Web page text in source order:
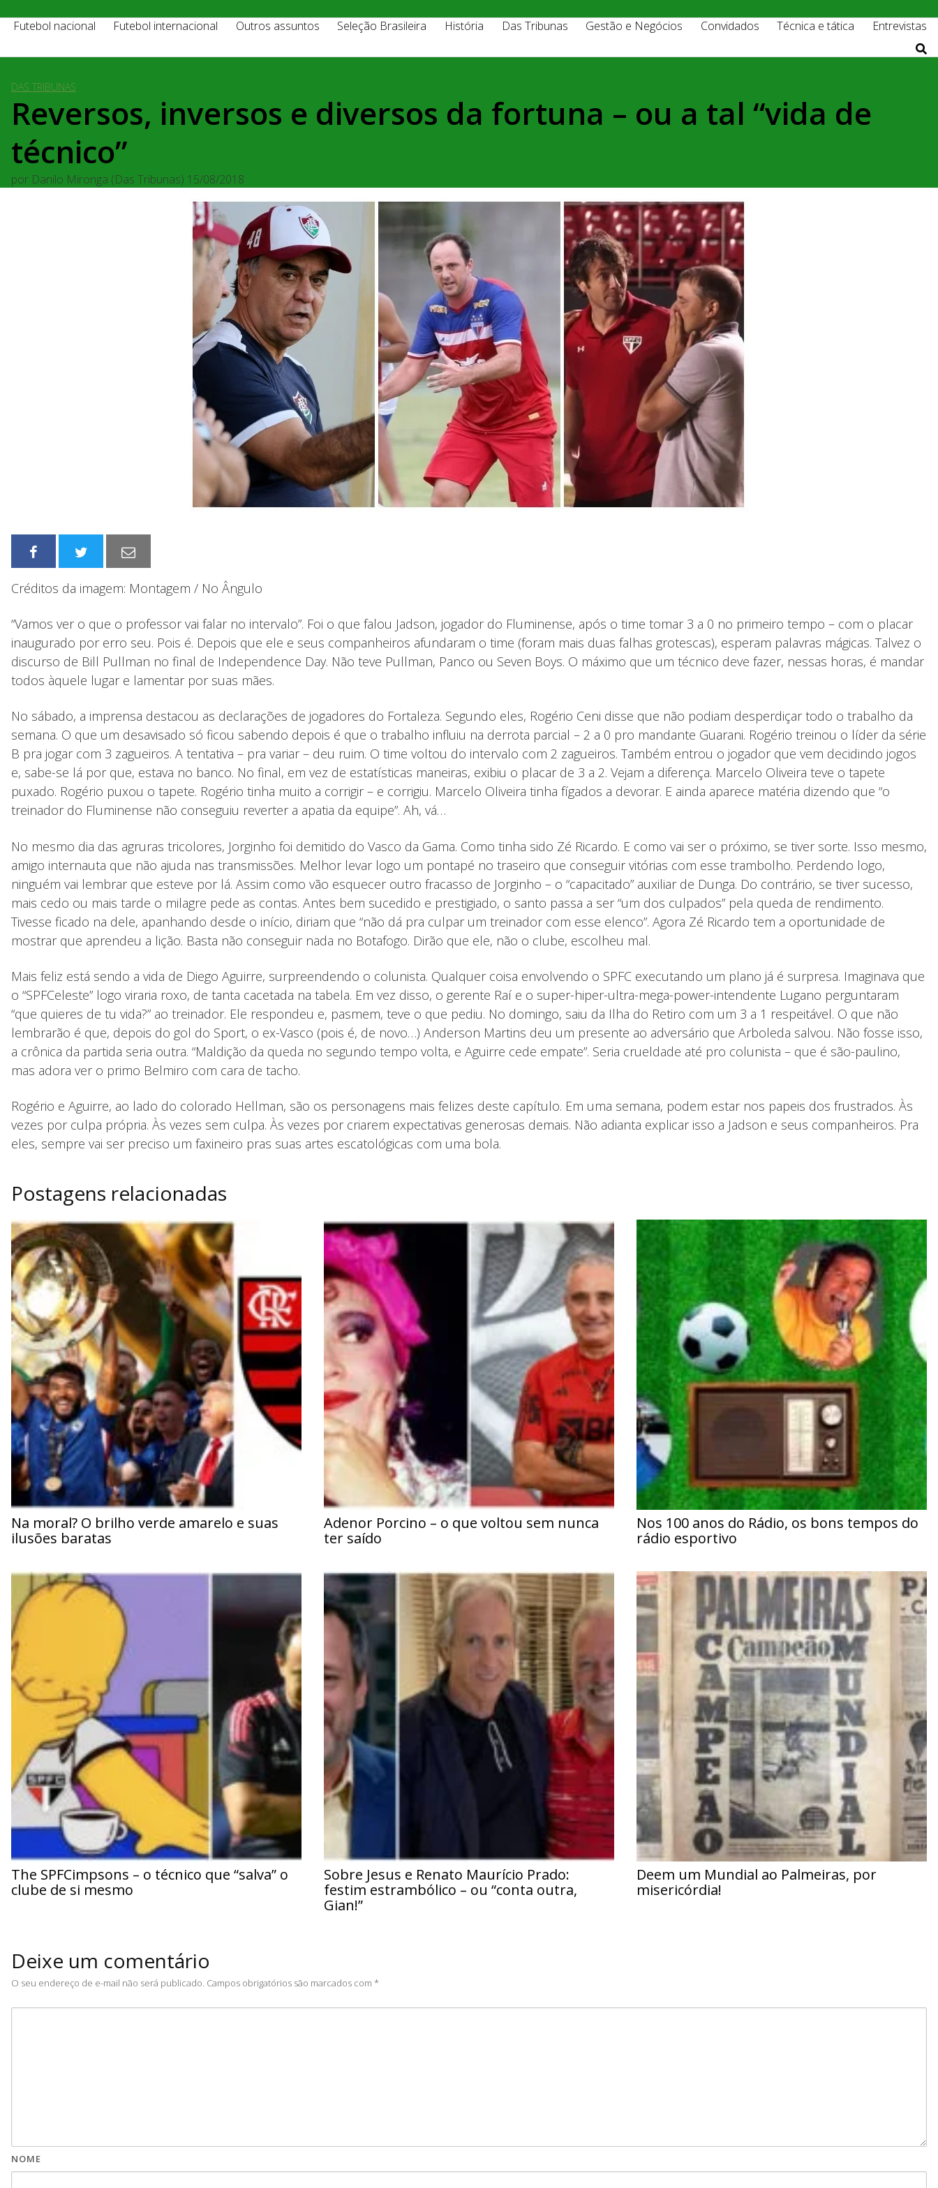
Futebol nacional Futebol internacional Outros assuntos Seleção Brasileira História Das Tribunas Gestão e Negócios Convidados Técnica e tática Entrevistas
DAS TRIBUNAS
Reversos, inversos e diversos da fortuna – ou a tal “vida de
técnico”
por Danilo Mironga (Das Tribunas) 15/08/2018
Créditos da imagem: Montagem / No Ângulo
“Vamos ver o que o professor vai falar no intervalo”. Foi o que falou Jadson, jogador do Fluminense, após o time tomar 3 a 0 no primeiro tempo – com o placar
inaugurado por erro seu. Pois é. Depois que ele e seus companheiros afundaram o time (foram mais duas falhas grotescas), esperam palavras mágicas. Talvez o
discurso de Bill Pullman no final de Independence Day. Não teve Pullman, Panco ou Seven Boys. O máximo que um técnico deve fazer, nessas horas, é mandar
todos àquele lugar e lamentar por suas mães.
No sábado, a imprensa destacou as declarações de jogadores do Fortaleza. Segundo eles, Rogério Ceni disse que não podiam desperdiçar todo o trabalho da
semana. O que um desavisado só ficou sabendo depois é que o trabalho influiu na derrota parcial – 2 a 0 pro mandante Guarani. Rogério treinou o líder da série
B pra jogar com 3 zagueiros. A tentativa – pra variar – deu ruim. O time voltou do intervalo com 2 zagueiros. Também entrou o jogador que vem decidindo jogos
e, sabe-se lá por que, estava no banco. No final, em vez de estatísticas maneiras, exibiu o placar de 3 a 2. Vejam a diferença. Marcelo Oliveira teve o tapete
puxado. Rogério puxou o tapete. Rogério tinha muito a corrigir – e corrigiu. Marcelo Oliveira tinha fígados a devorar. E ainda aparece matéria dizendo que “o
treinador do Fluminense não conseguiu reverter a apatia da equipe”. Ah, vá…
No mesmo dia das agruras tricolores, Jorginho foi demitido do Vasco da Gama. Como tinha sido Zé Ricardo. E como vai ser o próximo, se tiver sorte. Isso mesmo,
amigo internauta que não ajuda nas transmissões. Melhor levar logo um pontapé no traseiro que conseguir vitórias com esse trambolho. Perdendo logo,
ninguém vai lembrar que esteve por lá. Assim como vão esquecer outro fracasso de Jorginho – o “capacitado” auxiliar de Dunga. Do contrário, se tiver sucesso,
mais cedo ou mais tarde o milagre pede as contas. Antes bem sucedido e prestigiado, o santo passa a ser “um dos culpados” pela queda de rendimento.
Tivesse ficado na dele, apanhando desde o início, diriam que “não dá pra culpar um treinador com esse elenco”. Agora Zé Ricardo tem a oportunidade de
mostrar que aprendeu a lição. Basta não conseguir nada no Botafogo. Dirão que ele, não o clube, escolheu mal.
Mais feliz está sendo a vida de Diego Aguirre, surpreendendo o colunista. Qualquer coisa envolvendo o SPFC executando um plano já é surpresa. Imaginava que
o “SPFCeleste” logo viraria roxo, de tanta cacetada na tabela. Em vez disso, o gerente Raí e o super-hiper-ultra-mega-power-intendente Lugano perguntaram
“que quieres de tu vida?” ao treinador. Ele respondeu e, pasmem, teve o que pediu. No domingo, saiu da Ilha do Retiro com um 3 a 1 respeitável. O que não
lembrarão é que, depois do gol do Sport, o ex-Vasco (pois é, de novo…) Anderson Martins deu um presente ao adversário que Arboleda salvou. Não fosse isso,
a crônica da partida seria outra. “Maldição da queda no segundo tempo volta, e Aguirre cede empate”. Seria crueldade até pro colunista – que é são-paulino,
mas adora ver o primo Belmiro com cara de tacho.
Rogério e Aguirre, ao lado do colorado Hellman, são os personagens mais felizes deste capítulo. Em uma semana, podem estar nos papeis dos frustrados. Às
vezes por culpa própria. Às vezes sem culpa. Às vezes por criarem expectativas generosas demais. Não adianta explicar isso a Jadson e seus companheiros. Pra
eles, sempre vai ser preciso um faxineiro pras suas artes escatológicas com uma bola.
Postagens relacionadas
Na moral? O brilho verde amarelo e suas
ilusões baratas
Adenor Porcino – o que voltou sem nunca
ter saído
Nos 100 anos do Rádio, os bons tempos do
rádio esportivo
The SPFCimpsons – o técnico que “salva” o
clube de si mesmo
Sobre Jesus e Renato Maurício Prado:
festim estrambólico – ou “conta outra,
Gian!”
Deem um Mundial ao Palmeiras, por
misericórdia!
Deixe um comentário
O seu endereço de e-mail não será publicado. Campos obrigatórios são marcados com *
NOME